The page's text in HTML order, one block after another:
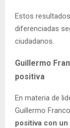
Estos
diferenciadas
ciudadanos.
Guillermo
positiva
En materia de
Guillermo
positiva con un